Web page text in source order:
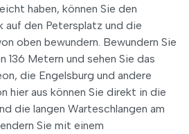
haben, können Sie den
auf den Petersplatz und die
oben bewundern. Bewundern Sie
136 Metern und sehen Sie das
die Engelsburg und andere
hier aus können Sie direkt in die
die langen Warteschlangen am
Sie mit einem